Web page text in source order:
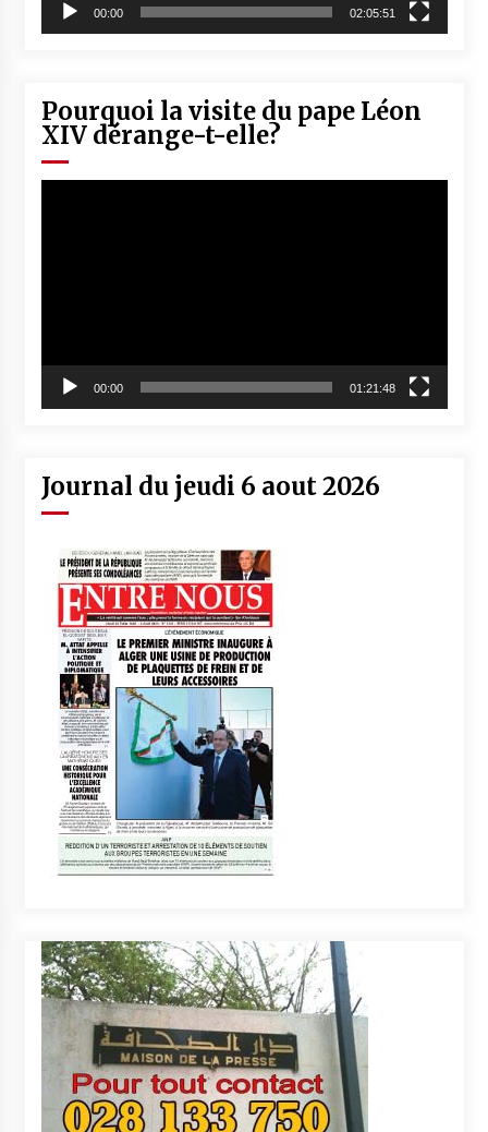
00:00 02:05:51
Pourquoi la visite du pape Léon
XIV dérange-t-elle?
00:00 01:21:48
Journal du jeudi 6 aout 2026